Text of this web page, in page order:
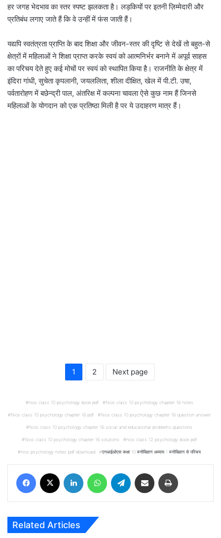
हर जगह भेदभाव का स्तर स्पष्ट झलकता है। लड़कियों पर इतनी ज़िम्मेदारी और
प्रतिबंध लगाए जाते हैं कि वे उन्हीं में फंस जाती हैं।
यद्यपि स्वतंत्रता प्राप्ति के बाद शिक्षा और जीवन-स्तर की दृष्टि से देखें तो बहुत-से
क्षेत्रों में महिलाओं ने शिक्षा प्राप्त करके स्वयं को आत्मनिर्भर बनाने में अपूर्व साहस
का परिचय देते हुए कई मोचों पर स्वयं को स्थापित किया है। राजनीति के क्षेत्र में
इंदिरा गांधी, सुचेता कृपलानी, जयललिता, शीला दीक्षित, खेल में पी.टी. उषा,
पर्वतारोहण में बछेन्द्री पाल, अंतरिक्ष में कल्पना चावला ऐसे कुछ नाम हैं जिनसे
महिलाओं के योगदान को एक प्रतिष्ठा मिली है पर ये उदाहरण मात्र हैं।
1 2 Next page
nios class 10 psychology book pdf Nios class 10 psychology chapter 16 notes
Nios class 10 psychology chapter 16 pdf Nios class 10 psychology chapter 16 question answer
Nios class 10 psychology chapter 16 social and educational problems questions
Nios class 10 psychology chapter 16 solutions nios class 12 psychology book pdf
nios psychology notes pdf download एनआईओएस कक्षा 10 मनोविज्ञान अध्याय 1 मनोविज्ञान से परिचय
Facebook LinkedIn WhatsAppTelegram Share via Email
Related Articles